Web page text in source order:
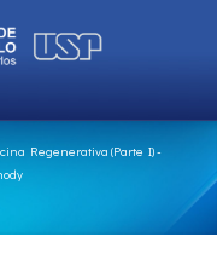
Regenerativa (Parte I) -